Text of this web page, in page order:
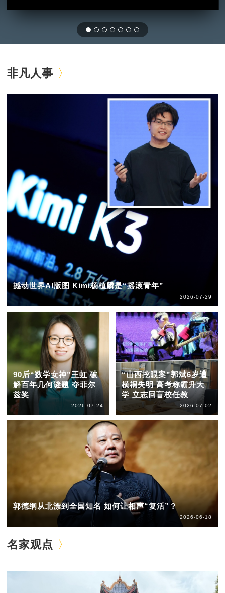
非凡人事
撼动世界AI版图 Kimi杨植麟是“摇滚青年”
2026-07-29
90后“数学女神”王虹 破
解百年几何谜题 夺菲尔
兹奖
2026-07-24
“山西挖眼案”郭斌6岁遭
横祸失明 高考称霸升大
学 立志回盲校任教
2026-07-02
郭德纲从北漂到全国知名 如何让相声“复活”？
2026-06-18
名家观点